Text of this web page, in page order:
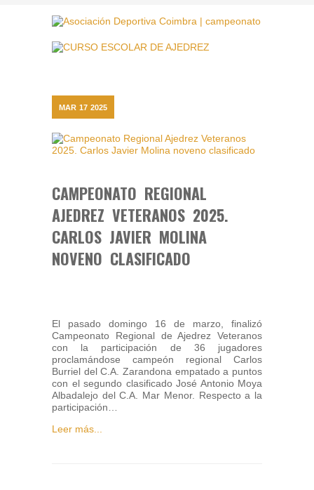
MAR 17 2025
CAMPEONATO REGIONAL
AJEDREZ VETERANOS 2025.
CARLOS JAVIER MOLINA
NOVENO CLASIFICADO
El pasado domingo 16 de marzo, finalizó
Campeonato Regional de Ajedrez Veteranos
con la participación de 36 jugadores
proclamándose campeón regional Carlos
Burriel del C.A. Zarandona empatado a puntos
con el segundo clasificado José Antonio Moya
Albadalejo del C.A. Mar Menor. Respecto a la
participación…
Leer más...